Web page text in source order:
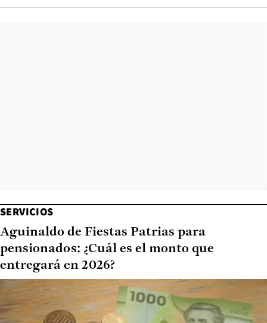
SERVICIOS
Aguinaldo de Fiestas Patrias para
pensionados: ¿Cuál es el monto que
entregará en 2026?